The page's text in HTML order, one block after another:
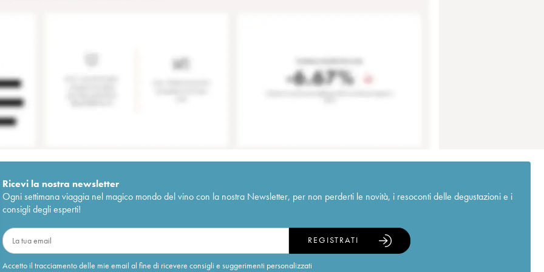
Ricevi la nostra newsletter
Ogni settimana viaggia nel magico mondo del vino con la nostra Newsletter, per non perderti le novità, i resoconti delle degustazioni e i
consigli degli esperti!
Accetto il tracciamento delle mie email al fine di ricevere consigli e suggerimenti personalizzati
REGISTRATI